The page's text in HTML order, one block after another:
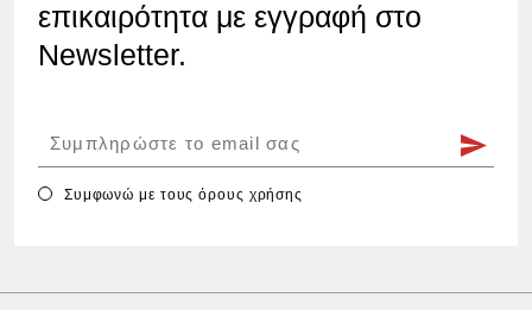
επικαιρότητα με εγγραφή στο
Newsletter.
Συμφωνώ με τουςόρους χρήσης